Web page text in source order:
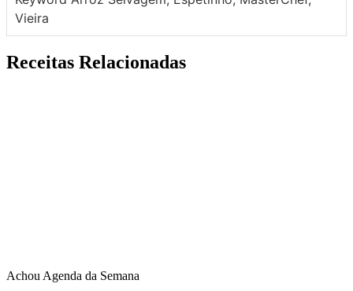
Vieira
Receitas Relacionadas
Achou Agenda da Semana